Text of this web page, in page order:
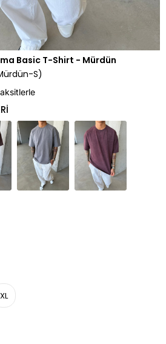
Basic T-Shirt - Mürdün
S)
XL